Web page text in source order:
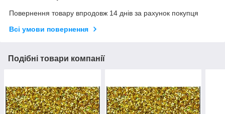
Повернення товару впродовж 14 днів за рахунок покупця
Всі умови повернення
Подібні товари компанії